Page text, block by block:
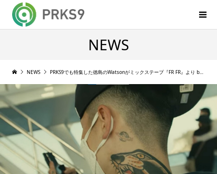
NEWS
NEWS PRKS9でも特集した徳島のWatsonがミックステープ『FR FR』より break bad のMVを公開